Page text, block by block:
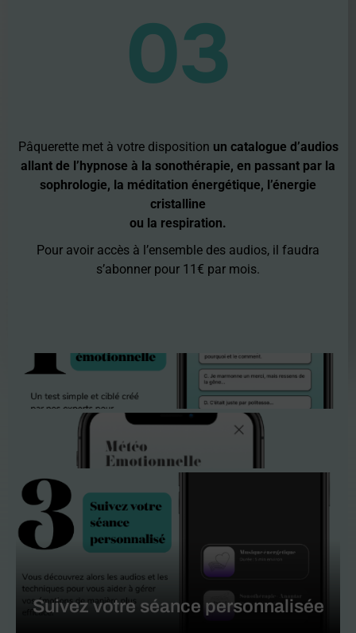
03
Pâquerette met à votre disposition un catalogue d’audios
allant de l’hypnose à la sonothérapie, en passant par la
sophrologie, la méditation énergétique, l’énergie
cristalline
ou la respiration.
Pour avoir accès à l’ensemble des audios, il faudra
s’abonner pour 11€ par mois.
Suivez votre séance personnalisée